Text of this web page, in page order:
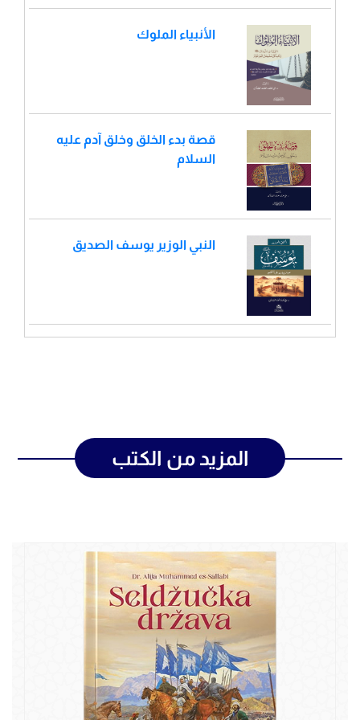
الأنبياء الملوك
قصة بدء الخلق وخلق آدم عليه
السلام
النبي الوزير يوسف الصديق
المزيد من الكتب